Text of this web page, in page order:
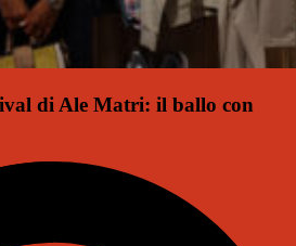
di Ale Matri: il ballo con